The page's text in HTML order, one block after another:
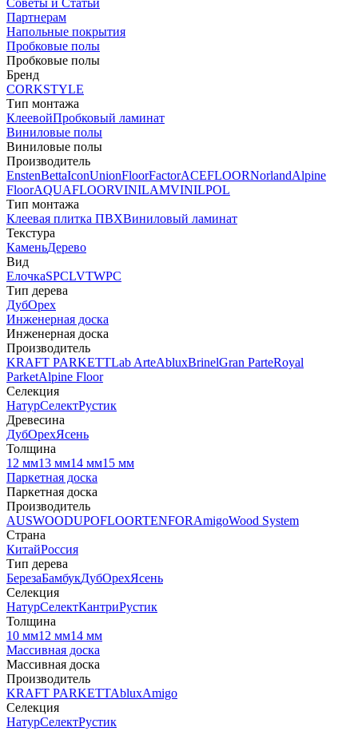
Советы и Статьи
Партнерам
Напольные покрытия
Пробковые полы
Пробковые полы
Бренд
CORKSTYLE
Тип монтажа
КлеевойПробковый ламинат
Виниловые полы
Виниловые полы
Производитель
EnstenBettaIconUnionFloorFactorACEFLOORNorlandAlpine
FloorAQUAFLOORVINILAMVINILPOL
Тип монтажа
Клеевая плитка ПВХВиниловый ламинат
Текстура
КаменьДерево
Вид
ЕлочкаSPCLVTWPC
Тип дерева
ДубОрех
Инженерная доска
Инженерная доска
Производитель
KRAFT PARKETTLab ArteAbluxBrinelGran ParteRoyal
ParketAlpine Floor
Селекция
НатурСелектРустик
Древесина
ДубОрехЯсень
Толщина
12 мм13 мм14 мм15 мм
Паркетная доска
Паркетная доска
Производитель
AUSWOODUPOFLOORTENFORAmigoWood System
Страна
КитайРоссия
Тип дерева
БерезаБамбукДубОрехЯсень
Селекция
НатурСелектКантриРустик
Толщина
10 мм12 мм14 мм
Массивная доска
Массивная доска
Производитель
KRAFT PARKETTAbluxAmigo
Селекция
НатурСелектРустик